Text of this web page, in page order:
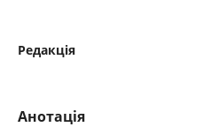
Редакція
Анотація